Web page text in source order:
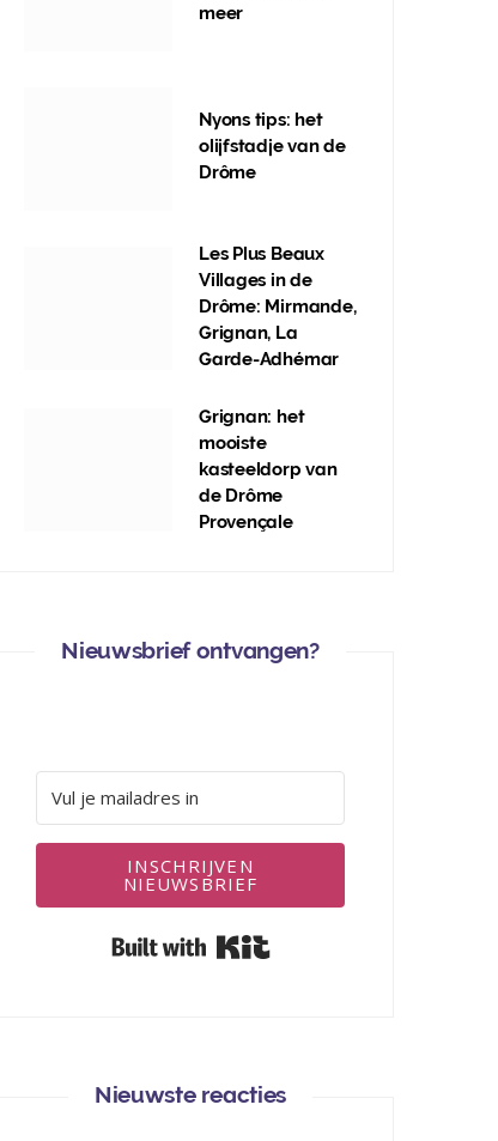
meer
Nyons tips: het
olijfstadje van de
Drôme
Les Plus Beaux
Villages in de
Drôme: Mirmande,
Grignan, La
Garde-Adhémar
Grignan: het
mooiste
kasteeldorp van
de Drôme
Provençale
Nieuwsbrief ontvangen?
INSCHRIJVEN
NIEUWSBRIEF
Nieuwste reacties